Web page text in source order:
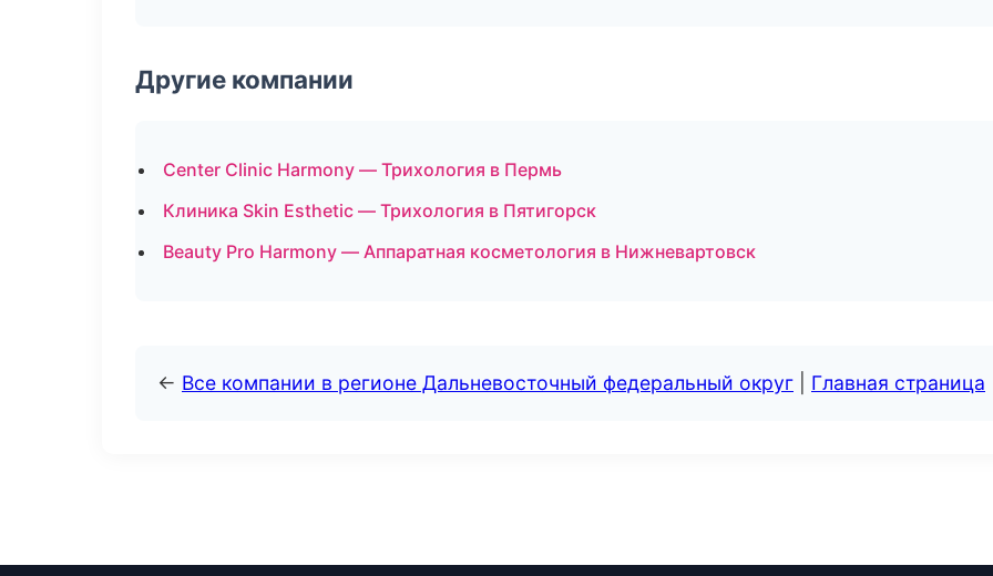
Другие компании
Center Clinic Harmony — Трихология в Пермь
Клиника Skin Esthetic — Трихология в Пятигорск
Beauty Pro Harmony — Аппаратная косметология в Нижневартовск
← Все компании в регионе Дальневосточный федеральный округ Главная страница